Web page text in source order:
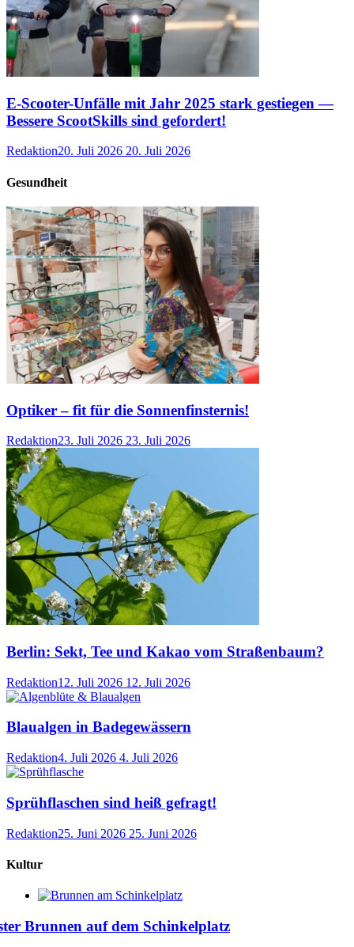
E-Scooter-Unfälle mit Jahr 2025 stark gestiegen —
Bessere ScootSkills sind gefordert!
Redaktion20. Juli 2026 20. Juli 2026
Gesundheit
Optiker – fit für die Sonnenfinsternis!
Redaktion23. Juli 2026 23. Juli 2026
Berlin: Sekt, Tee und Kakao vom Straßenbaum?
Redaktion12. Juli 2026 12. Juli 2026
Blaualgen in Badegewässern
Redaktion4. Juli 2026 4. Juli 2026
Sprühflaschen sind heiß gefragt!
Redaktion25. Juni 2026 25. Juni 2026
Kultur
Brunnen auf dem Schinkelplatz